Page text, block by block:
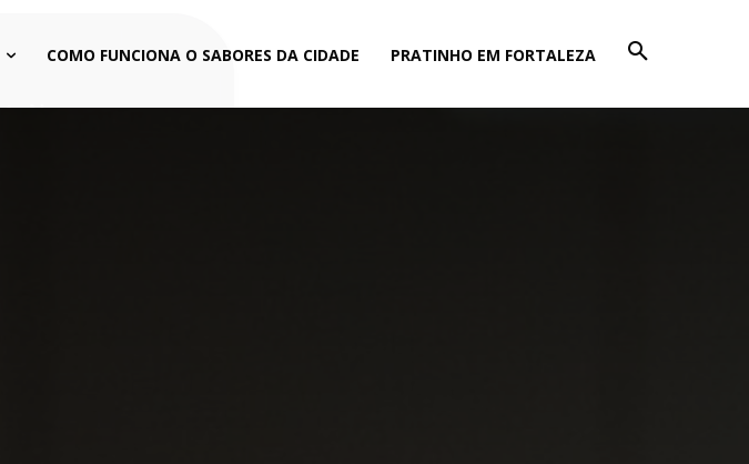
COMO FUNCIONA O SABORES DA CIDADE PRATINHO EM FORTALEZA